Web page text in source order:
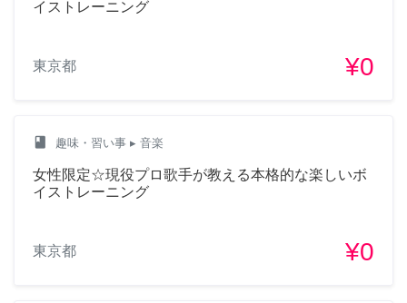
イストレーニング
東京都 ¥0
class 趣味・習い事 ▸ 音楽
女性限定☆現役プロ歌手が教える本格的な楽しいボ
イストレーニング
東京都 ¥0